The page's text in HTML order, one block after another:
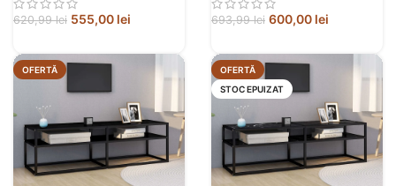
620,99lei 555,00 lei 693,99lei 600,00 lei
OFERTĂ
OFERTĂ
STOC EPUIZAT